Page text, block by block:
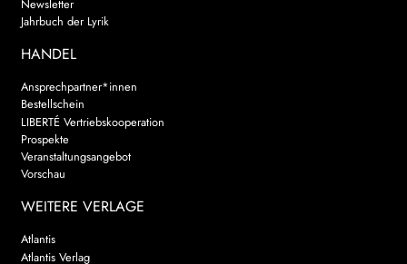
Newsletter
Jahrbuch der Lyrik
HANDEL
Ansprechpartner*innen
Bestellschein
LIBERTÉ Vertriebskooperation
Prospekte
Veranstaltungsangebot
Vorschau
WEITERE VERLAGE
Atlantis
Atlantis Verlag